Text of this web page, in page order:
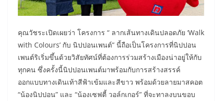
คุณวัชระเปิดเผยว่า โครงการ “ ลากเส้นทางเดินปลอดภัย ‘Walk
with Colours’ กับ นิปปอนเพนต์” นี้ถือเป็นโครงการที่นิปปอน
เพนต์ริเริ่มขึ้นด้วยวิสัยทัศน์ที่ต้องการร่วมสร้างเมืองน่าอยู่ให้กับ
ทุกคน ซึ่งครั้งนี้นิปปอนเพนต์มาพร้อมกับการสร้างสรรค์
ออกแบบทางเดินเท้าสีฟ้าเข้มและสีขาว พร้อมด้วยลายมาสคอต
“น้องนิปปอน” และ “น้องเซฟตี้ วอล์กเกอร์” ที่จะทาลงบนขอบ